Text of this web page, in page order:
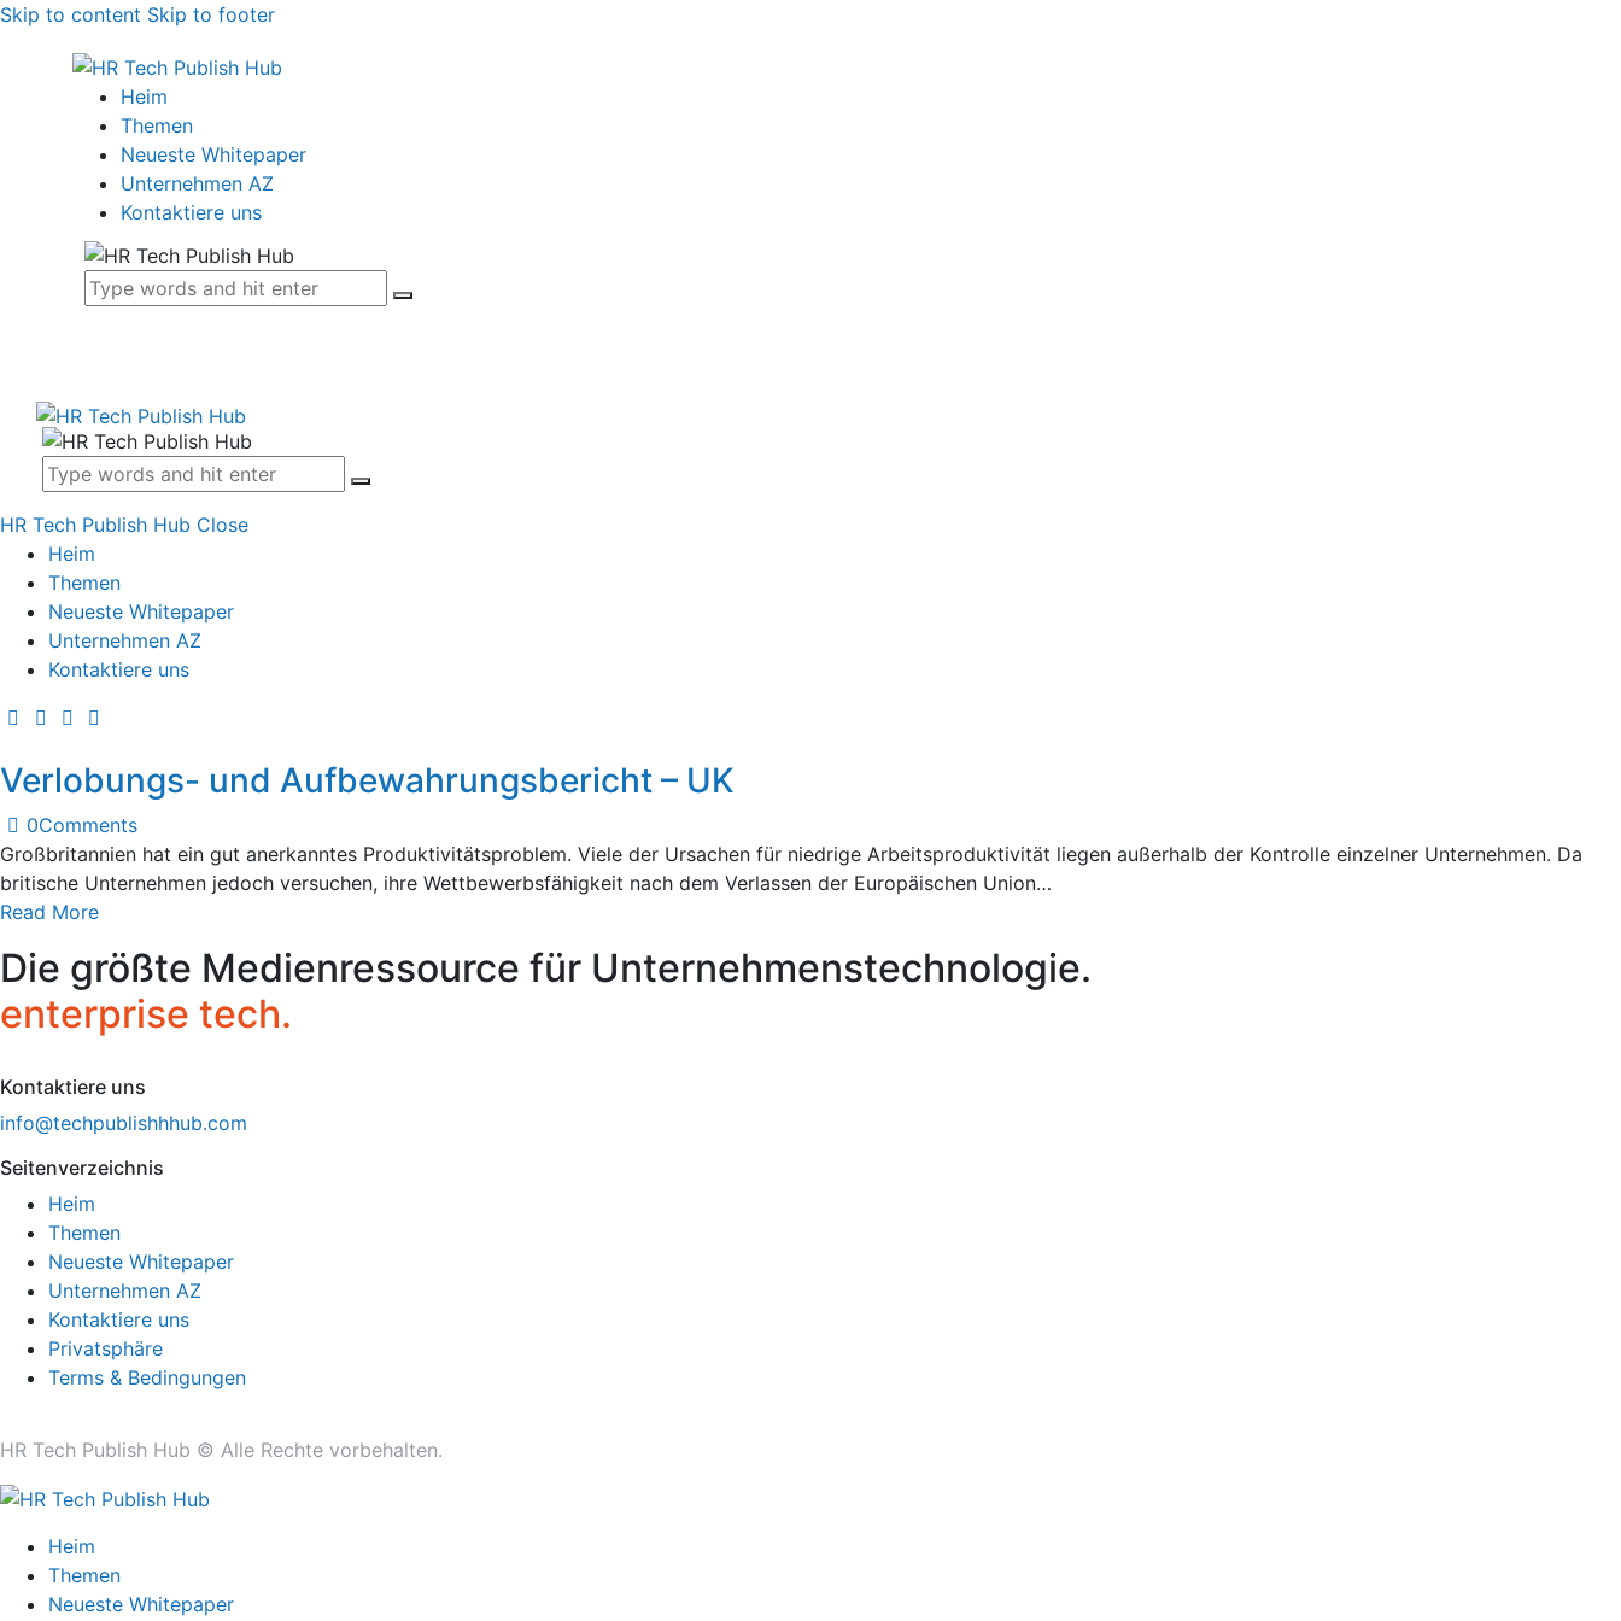
Skip to content Skip to footer
Heim
Themen
Neueste Whitepaper
Unternehmen AZ
Kontaktiere uns
HR Tech Publish Hub Close
Heim
Themen
Neueste Whitepaper
Unternehmen AZ
Kontaktiere uns
Verlobungs- und Aufbewahrungsbericht – UK
0Comments
Großbritannien hat ein gut anerkanntes Produktivitätsproblem. Viele der Ursachen für niedrige Arbeitsproduktivität liegen außerhalb der Kontrolle einzelner Unternehmen. Da
britische Unternehmen jedoch versuchen, ihre Wettbewerbsfähigkeit nach dem Verlassen der Europäischen Union…
Read More
Die größte Medienressource für Unternehmenstechnologie.
enterprise tech.
Kontaktiere uns
info@techpublishhhub.com
Seitenverzeichnis
Heim
Themen
Neueste Whitepaper
Unternehmen AZ
Kontaktiere uns
Privatsphäre
Terms & Bedingungen
HR Tech Publish Hub © Alle Rechte vorbehalten.
Heim
Themen
Neueste Whitepaper